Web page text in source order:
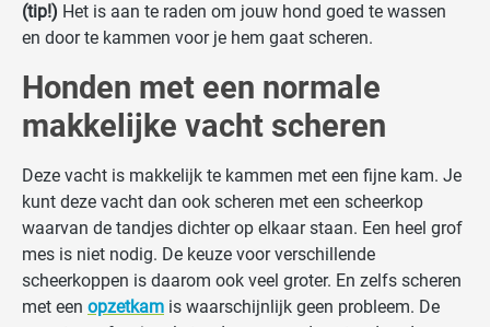
(tip!) Het is aan te raden om jouw hond goed te wassen
en door te kammen voor je hem gaat scheren.
Honden met een normale
makkelijke vacht scheren
Deze vacht is makkelijk te kammen met een fijne kam. Je
kunt deze vacht dan ook scheren met een scheerkop
waarvan de tandjes dichter op elkaar staan. Een heel grof
mes is niet nodig. De keuze voor verschillende
scheerkoppen is daarom ook veel groter. En zelfs scheren
met een opzetkam is waarschijnlijk geen probleem. De